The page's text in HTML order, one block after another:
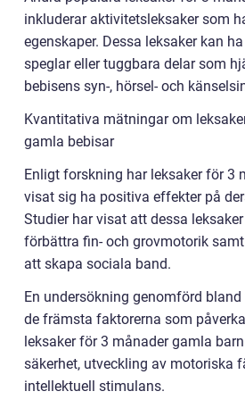
inkluderar aktivitetsleksaker som
egenskaper. Dessa leksaker kan
speglar eller tuggbara delar som
bebisens syn-, hörsel- och
Kvantitativa mätningar om
gamla bebisar
Enligt forskning har leksaker för 3
visat sig ha positiva effekter på
Studier har visat att dessa
förbättra fin- och grovmotorik
att skapa sociala band.
En undersökning genomförd
de främsta faktorerna som
leksaker för 3 månader gamla
säkerhet, utveckling av motoriska
intellektuell stimulans.